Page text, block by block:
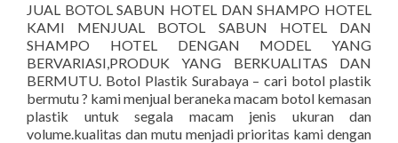
JUAL BOTOL SABUN HOTEL DAN SHAMPO HOTEL
KAMI MENJUAL BOTOL SABUN HOTEL DAN
SHAMPO HOTEL DENGAN MODEL YANG
BERVARIASI,PRODUK YANG BERKUALITAS DAN
BERMUTU. Botol Plastik Surabaya – cari botol plastik
bermutu ? kami menjual beraneka macam botol kemasan
plastik untuk segala macam jenis ukuran dan
volume.kualitas dan mutu menjadi prioritas kami dengan